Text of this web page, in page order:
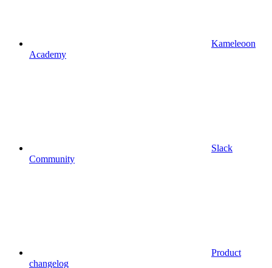
Kameleoon
Academy
Slack
Community
Product
changelog